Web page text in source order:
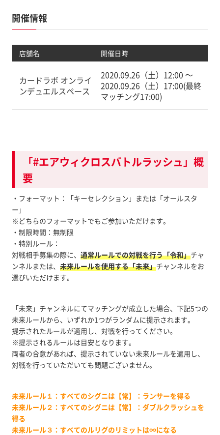
開催情報
店舗名 開催日時
カードラボ オンライ
ンデュエルスペース
2020.09.26（土）12:00 〜
2020.09.26（土）17:00(最終
マッチング17:00)
「#エアウィクロスバトルラッシュ」概
要
・フォーマット：「キーセレクション」または「オールスタ
ー」
※どちらのフォーマットでもご参加いただけます。
・制限時間：無制限
・特別ルール：
対戦相手募集の際に、 通常ルールでの対戦を行う「令和」チャ
ンネルまたは、 未来ルールを使用する「未来」チャンネルをお
選びいただけます。
「未来」チャンネルにてマッチングが成立した場合、下記5つの
未来ルールから、いずれか1つがランダムに提示されます。
提示されたルールが適用し、対戦を行ってください。
※提示されるルールは目安となります。
両者の合意があれば、提示されていない未来ルールを適用し、
対戦を行っていただいても問題ございません。
未来ルール１：すべてのシグニは【常】：ランサーを得る
未来ルール２：すべてのシグニは【常】：ダブルクラッシュを
得る
未来ルール３：すべてのルリグのリミットは∞になる